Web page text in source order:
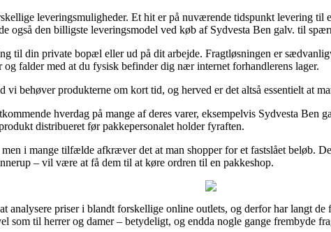
leveringsmuligheder. Et hit er på nuværende tidspunkt levering
også den billigste leveringsmodel ved køb af Sydvesta Ben galv. til
til din private bopæl eller ud på dit arbejde. Fragtløsningen er
falder med at du fysisk befinder dig nær internet forhandlerens lager.
behøver produkterne om kort tid, og herved er det altså essentielt at
hverdag på mange af deres varer, eksempelvis Sydvesta
distribueret før pakkepersonalet holder fyraften.
i mange tilfælde afkræver det at man shopper for et fastslået beløb.
– vil være at få dem til at køre ordren til en pakkeshop.
priser i blandt forskellige online outlets, og derfor har langt
som til herrer og damer – betydeligt, og endda nogle gange frembyde